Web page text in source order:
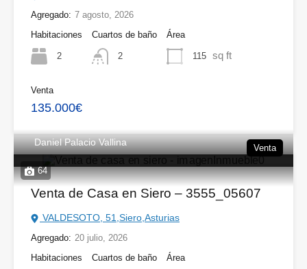
Agregado: 7 agosto, 2026
Habitaciones
2
Cuartos de baño
2
Área
115 sq ft
Venta
135.000€
64
Daniel Palacio Vallina
Venta
Venta de Casa en Siero – 3555_05607
VALDESOTO, 51,Siero,Asturias
Agregado: 20 julio, 2026
Habitaciones
Cuartos de baño Área